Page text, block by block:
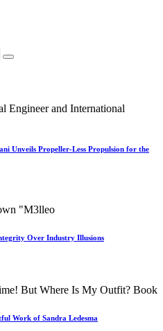
Unveils Propeller-Less Propulsion for the
Over Industry Illusions
Work of Sandra Ledesma